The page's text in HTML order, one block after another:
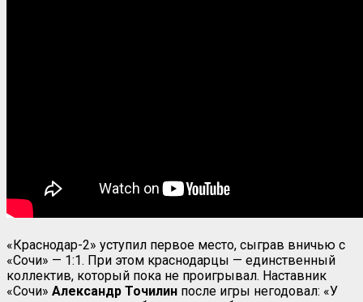
«Краснодар-2» уступил первое место, сыграв вничью с
«Сочи» — 1:1. При этом краснодарцы — единственный
коллектив, который пока не проигрывал. Наставник
«Сочи» Александр Точилин после игры негодовал: «У